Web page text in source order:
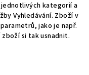
kategorií a
Vyhledávání. Zboží v
jako je např.
si tak usnadnit.